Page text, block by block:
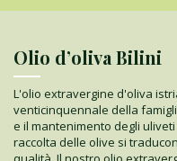
Olio d’oliva Bilini
L'olio extravergine d'oliva
venticinquennale della
e il mantenimento degli
raccolta delle olive si